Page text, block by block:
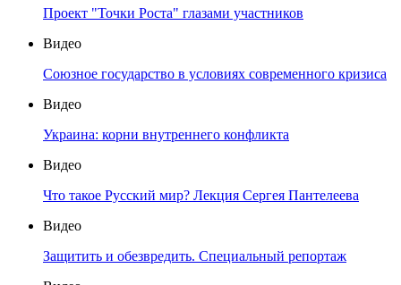
Проект "Точки Роста" глазами участников
Видео
Союзное государство в условиях современного кризиса
Видео
Украина: корни внутреннего конфликта
Видео
Что такое Русский мир? Лекция Сергея Пантелеева
Видео
Защитить и обезвредить. Специальный репортаж